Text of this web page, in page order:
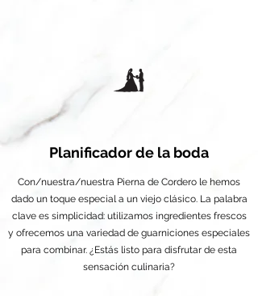
Planificador de la boda
Con/nuestra/nuestra Pierna de Cordero le hemos
dado un toque especial a un viejo clásico. La palabra
clave es simplicidad: utilizamos ingredientes frescos
y ofrecemos una variedad de guarniciones especiales
para combinar. ¿Estás listo para disfrutar de esta
sensación culinaria?